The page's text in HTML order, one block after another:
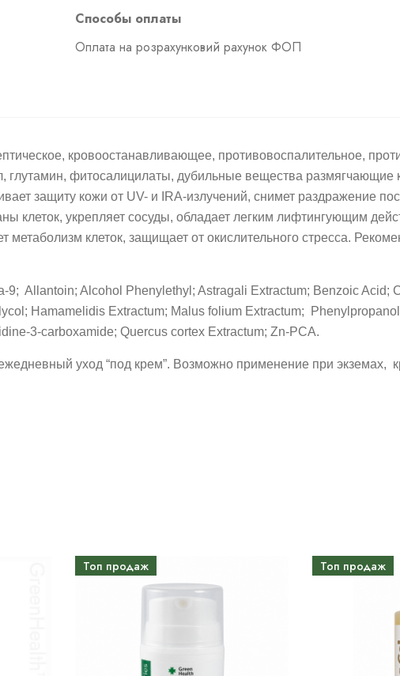
Способы оплаты
Оплата на розрахунковий рахунок ФОП
кровоостанавливающее, противовоспалительное,
глутамин, фитосалицилаты, дубильные вещества размягчающие
защиту кожи от UV- и IRA-излучений, снимет раздражение
клеток, укрепляет сосуды, обладает легким лифтингующим
метаболизм клеток, защищает от окислительного стресса.
9; Allantoin; Alcohol Phenylethyl; Astragali Extractum; Benzoic Acid;
Hamamelidis Extractum; Malus folium Extractum;
3-carboxamide; Quercus cortex Extractum; Zn-PCA.
уход “под крем”. Возможно применение при экземах,
Топ продаж Топ продаж